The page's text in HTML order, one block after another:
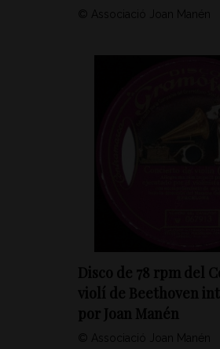
© Associació Joan Manén
Disco de 78 rpm del
violí de Beethoven
por Joan Manén
© Associació Joan Manén